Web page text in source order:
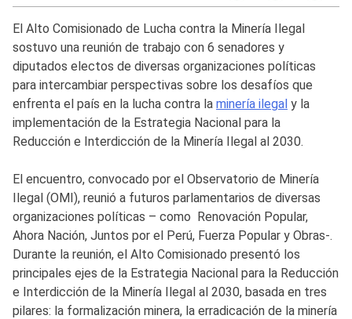
El Alto Comisionado de Lucha contra la Minería Ilegal
sostuvo una reunión de trabajo con 6 senadores y
diputados electos de diversas organizaciones políticas
para intercambiar perspectivas sobre los desafíos que
enfrenta el país en la lucha contra la minería ilegal y la
implementación de la Estrategia Nacional para la
Reducción e Interdicción de la Minería Ilegal al 2030.
El encuentro, convocado por el Observatorio de Minería
Ilegal (OMI), reunió a futuros parlamentarios de diversas
organizaciones políticas – como Renovación Popular,
Ahora Nación, Juntos por el Perú, Fuerza Popular y Obras-.
Durante la reunión, el Alto Comisionado presentó los
principales ejes de la Estrategia Nacional para la Reducción
e Interdicción de la Minería Ilegal al 2030, basada en tres
pilares: la formalización minera, la erradicación de la minería